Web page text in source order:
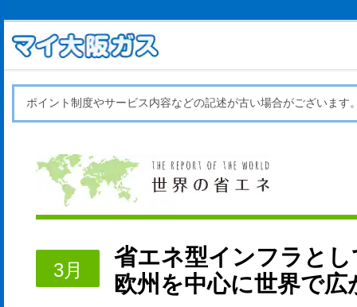
ポイント制度やサービス内容などの記述が古い場合がございます
3月
省エネ型インフラとし
欧州を中心に世界で広